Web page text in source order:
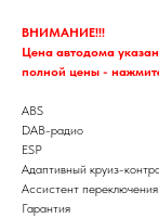
ВНИМАНИЕ!!!
Цена автодома
полной цены -
ABS
DAB-радио
ESP
Адаптивный круиз-
Ассистент
Гарантия